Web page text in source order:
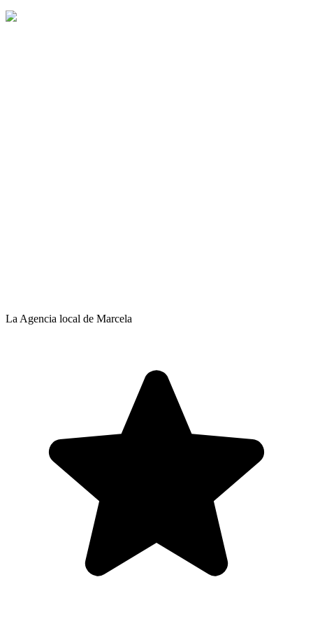
La Agencia local de Marcela